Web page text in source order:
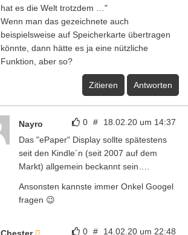
hat es die Welt trotzdem …"
Wenn man das gezeichnete auch
beispielsweise auf Speicherkarte übertragen
könnte, dann hätte es ja eine nützliche
Funktion, aber so?
Zitieren Antworten
0 # 18.02.20 um 14:37
Nayro
Das "ePaper" Display sollte spätestens
seit den Kindle´n (seit 2007 auf dem
Markt) allgemein beckannt sein….
Ansonsten kannste immer Onkel Googel
fragen 😉
0 # 14.02.20 um 22:48
Chester